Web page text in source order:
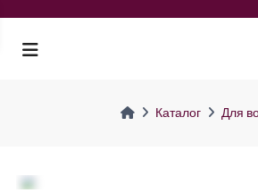
Каталог Для